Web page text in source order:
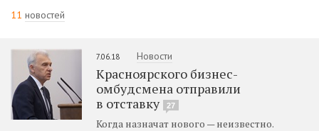
11 новостей
7.06.18 Новости
Красноярского бизнес-
омбудсмена отправили
в отставку
27
Когда назначат нового — неизвестно.